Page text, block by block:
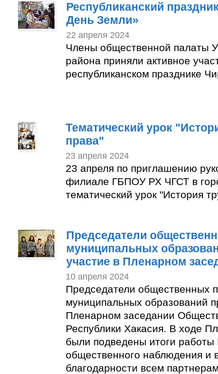
Республиканский
День Земли»
22 апреля 2024
Члены общественной палаты
района приняли активное
республиканском празднике
Тематический урок
права"
23 апреля 2024
23 апреля по приглашению
филиале ГБПОУ РХ ЧГСТ в
тематический урок "История
Председатели
муниципальных
участие в Пленарном
10 апреля 2024
Председатели общественных
муниципальных образований
Пленарном заседании
Республики Хакасия. В ходе
были подведены итоги работы
общественного наблюдения и
благодарности всем